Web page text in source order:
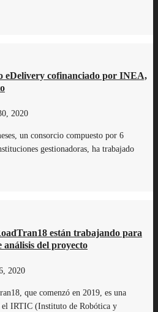
eDelivery cofinanciado por INEA,
2020
un consorcio compuesto por 6
gestionadoras, ha trabajado
están trabajando para
análisis del proyecto
2020
que comenzó en 2019, es una
IRTIC (Instituto de Robótica y